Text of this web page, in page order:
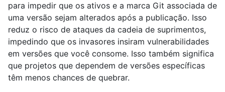
para impedir que os ativos e a marca Git associada de
uma versão sejam alterados após a publicação. Isso
reduz o risco de ataques da cadeia de suprimentos,
impedindo que os invasores insiram vulnerabilidades
em versões que você consome. Isso também significa
que projetos que dependem de versões específicas
têm menos chances de quebrar.